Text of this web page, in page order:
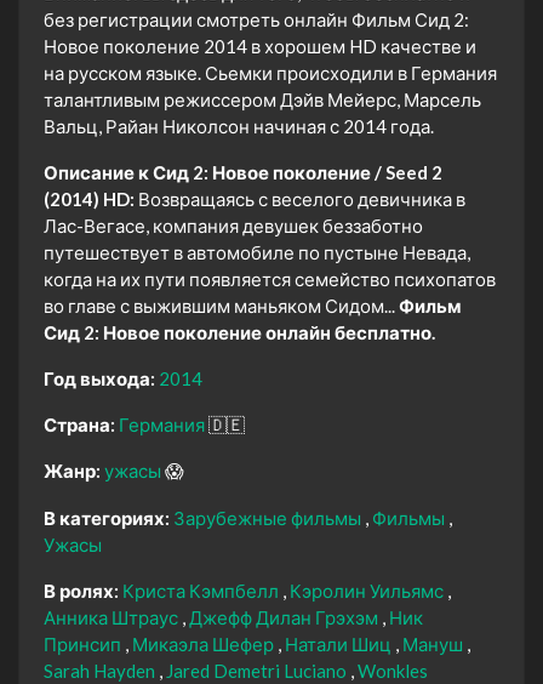
без регистрации смотреть онлайн Фильм Сид 2:
Новое поколение 2014 в хорошем HD качестве и
на русском языке. Сьемки происходили в Германия
талантливым режиссером Дэйв Мейерс, Марсель
Вальц, Райан Николсон начиная с 2014 года.
Описание к Сид 2: Новое поколение / Seed 2
(2014) HD: Возвращаясь с веселого девичника в
Лас-Вегасе, компания девушек беззаботно
путешествует в автомобиле по пустыне Невада,
когда на их пути появляется семейство психопатов
во главе с выжившим маньяком Сидом...Фильм
Сид 2: Новое поколение онлайн бесплатно.
Год выхода: 2014
Страна: Германия🇩🇪
Жанр: ужасы 😱
В категориях: Зарубежные фильмы
Фильмы
Ужасы
В ролях: Криста Кэмпбелл
Кэролин Уильямс
Анника Штраус Джефф Дилан Грэхэм
Ник
Принсип
Микаэла Шефер Натали Шиц
Мануш
Sarah Hayden
Jared Demetri Luciano Wonkles